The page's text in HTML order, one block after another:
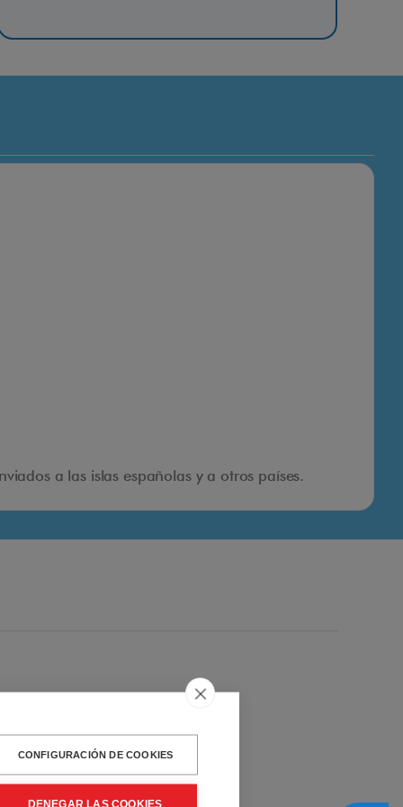
a las islas españolas y a otros países.
CONFIGURACIÓN DE COOKIES
DENEGAR LAS COOKIES